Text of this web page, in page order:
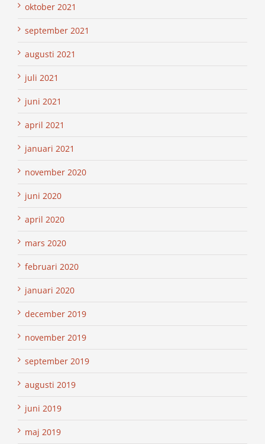
oktober 2021
september 2021
augusti 2021
juli 2021
juni 2021
april 2021
januari 2021
november 2020
juni 2020
april 2020
mars 2020
februari 2020
januari 2020
december 2019
november 2019
september 2019
augusti 2019
juni 2019
maj 2019